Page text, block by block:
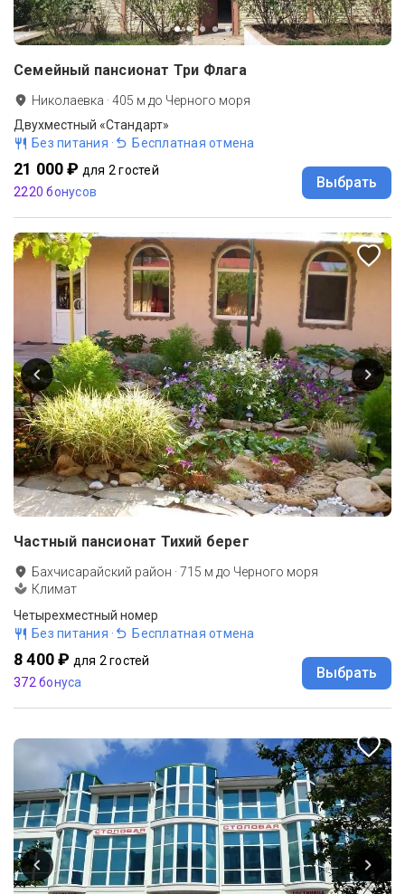
Семейный пансионат Три Флага
Николаевка ·405 м до Черного моря
Двухместный «Стандарт»
Без питания · Бесплатная отмена
21 000 ₽ для 2 гостей
2220 бонусов
Выбрать
Частный пансионат Тихий берег
Бахчисарайский район ·715 м до Черного моря
Климат
Четырехместный номер
Без питания · Бесплатная отмена
8 400 ₽ для 2 гостей
372 бонуса
Выбрать